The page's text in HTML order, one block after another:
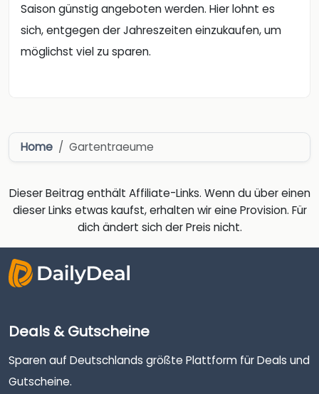
Saison günstig angeboten werden. Hier lohnt es
sich, entgegen der Jahreszeiten einzukaufen, um
möglichst viel zu sparen.
Home Gartentraeume
Dieser Beitrag enthält Affiliate-Links. Wenn du über einen
dieser Links etwas kaufst, erhalten wir eine Provision. Für
dich ändert sich der Preis nicht.
Deals & Gutscheine
Sparen auf Deutschlands größte Plattform für Deals und
Gutscheine.